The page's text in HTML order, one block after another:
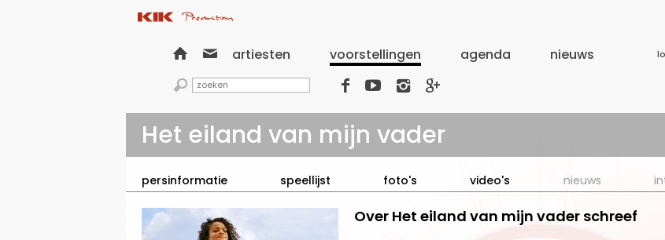
  artiesten voorstellingen agenda nieuws
    
Het eiland van mijn vader
persinformatie speellijst foto's video's nieuws
Over Het eiland van mijn vader schreef